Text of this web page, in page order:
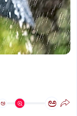
ಅ ಅ